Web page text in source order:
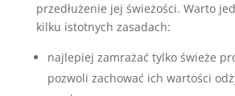
przedłużenie jej świeżości. Warto
kilku istotnych zasadach:
najlepiej zamrażać tylko świeże
pozwoli zachować ich wartości